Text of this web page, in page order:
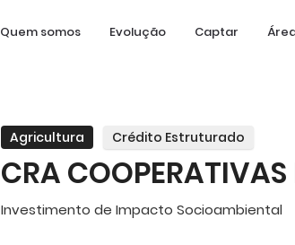
Quem somos Evolução Captar
Agricultura Crédito Estruturado
CRA
Investimento de Impacto Socioambiental